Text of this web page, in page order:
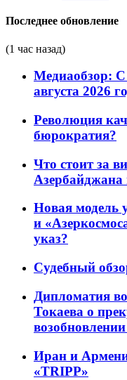
Последнее обновление
(1 час назад)
Медиаобзор: С
августа 2026
Революция
бюрократия?
Что стоит за
Азербайджана
Новая модель
и
указ?
Судебный
Дипломатия
Токаева о
Иран и
«TRIPP»